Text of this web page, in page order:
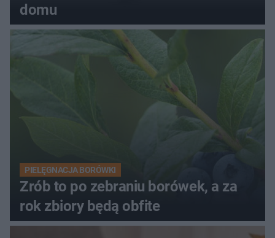
domu
PIELĘGNACJA BORÓWKI
Zrób to po zebraniu borówek, a za
rok zbiory będą obfite